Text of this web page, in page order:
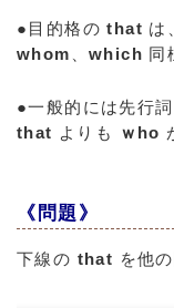
●目的格のthat は
whom 、which 同
●一般的には先行
that よりも ｗho
《問題》
下線の that を他